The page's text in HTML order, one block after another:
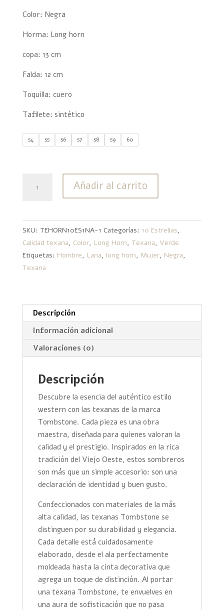
Color: Negra
Horma: Long horn
copa: 13 cm
Falda: 12 cm
Toquilla: cuero
Tafilete: sintético
54 55 56 57 58 59 60
Long
Horn
Negra
cantidad
Añadir al carrito
SKU: TEHORN10ES1NA-1 Categorías: 10 Estrellas,
Calidad texana, Color, Long Horn, Texana, Verde
Etiquetas: Hombre, Lana, long horn, Mujer, Negra,
Texana
Descripción
Información adicional
Valoraciones (0)
Descripción
Descubre la esencia del auténtico estilo
western con las texanas de la marca
Tombstone. Cada pieza es una obra
maestra, diseñada para quienes valoran la
calidad y el prestigio. Inspirados en la rica
tradición del Viejo Oeste, estos sombreros
son más que un simple accesorio: son una
declaración de identidad y buen gusto.
Confeccionados con materiales de la más
alta calidad, las texanas Tombstone se
distinguen por su durabilidad y elegancia.
Cada detalle está cuidadosamente
elaborado, desde el ala perfectamente
moldeada hasta la cinta decorativa que
agrega un toque de distinción. Al portar
una texana Tombstone, te envuelves en
una aura de sofisticación que no pasa